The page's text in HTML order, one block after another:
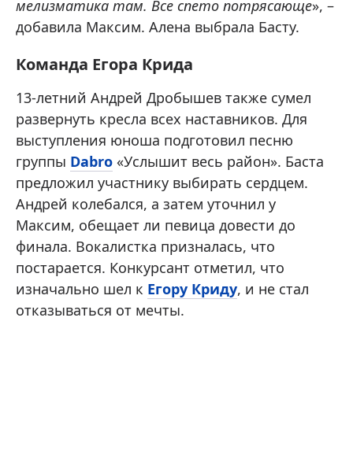
мелизматика там. Все спето потрясающе», –
добавила Максим. Алена выбрала Басту.
Команда Егора Крида
13-летний Андрей Дробышев также сумел
развернуть кресла всех наставников. Для
выступления юноша подготовил песню
группы Dabro «Услышит весь район». Баста
предложил участнику выбирать сердцем.
Андрей колебался, а затем уточнил у
Максим, обещает ли певица довести до
финала. Вокалистка призналась, что
постарается. Конкурсант отметил, что
изначально шел к Егору Криду, и не стал
отказываться от мечты.